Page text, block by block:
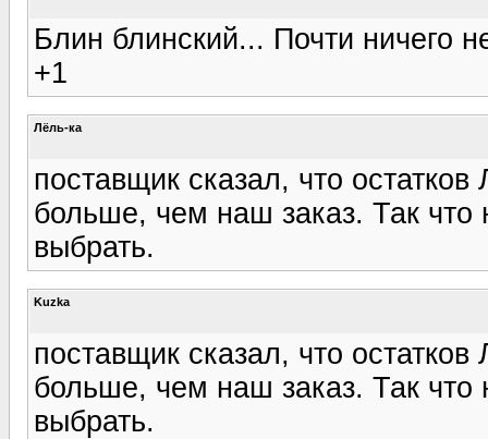
Блин блинский... Почти ничего
+1
Лёль-ка
поставщик сказал, что
больше, чем наш заказ. Так что
выбрать.
Kuzka
поставщик сказал, что
больше, чем наш заказ. Так что
выбрать.